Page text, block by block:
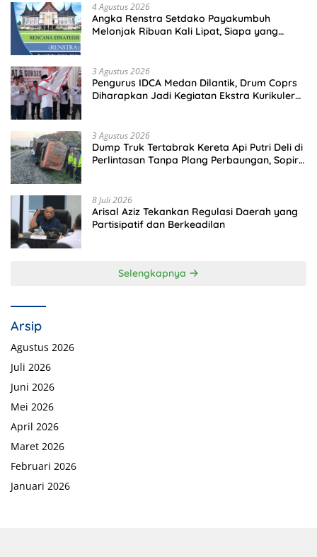
4 Agustus 2026
Angka Renstra Setdako Payakumbuh
Melonjak Ribuan Kali Lipat, Siapa yang
3 Agustus 2026
Pengurus IDCA Medan Dilantik, Drum Coprs
Diharapkan Jadi Kegiatan Ekstra Kurikuler
3 Agustus 2026
Dump Truk Tertabrak Kereta Api Putri Deli di
Perlintasan Tanpa Plang Perbaungan, Sopir
8 Juli 2026
Arisal Aziz Tekankan Regulasi Daerah yang
Partisipatif dan Berkeadilan
Selengkapnya
Arsip
Agustus 2026
Juli 2026
Juni 2026
Mei 2026
April 2026
Maret 2026
Februari 2026
Januari 2026